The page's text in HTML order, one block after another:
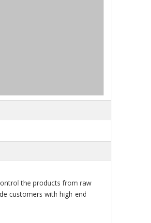
the products from raw
customers with high-end